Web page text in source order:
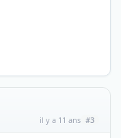
il y a 11 ans #3